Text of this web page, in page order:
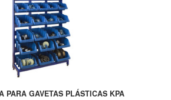
PARA GAVETAS PLÁSTICAS KPA